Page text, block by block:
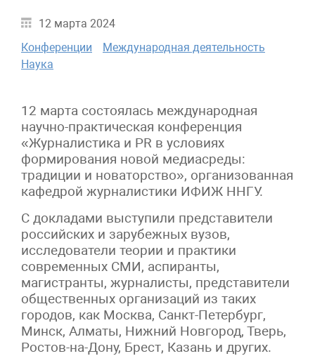
12 марта 2024
Конференции
Международная деятельность
Наука
12 марта состоялась международная
научно-практическая конференция
«Журналистика и PR в условиях
формирования новой медиасреды:
традиции и новаторство», организованная
кафедрой журналистики ИФИЖ ННГУ.
С докладами выступили представители
российских и зарубежных вузов,
исследователи теории и практики
современных СМИ, аспиранты,
магистранты, журналисты, представители
общественных организаций из таких
городов, как Москва, Санкт-Петербург,
Минск, Алматы, Нижний Новгород, Тверь,
Ростов-на-Дону, Брест, Казань и других.